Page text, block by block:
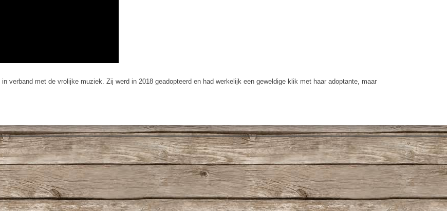
verband met de vrolijke muziek. Zij werd in 2018 geadopteerd en had werkelijk een geweldige klik met haar adoptante, maar